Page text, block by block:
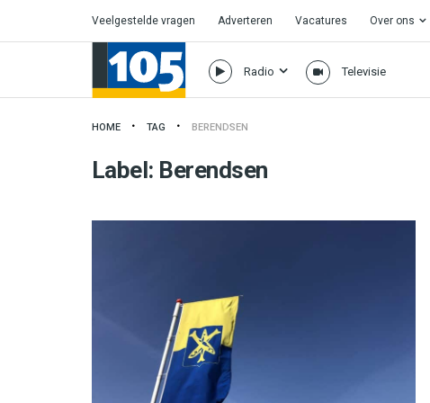
Veelgestelde vragen Adverteren Vacatures Over ons
Radio Televisie
HOME TAG BERENDSEN
Label: Berendsen